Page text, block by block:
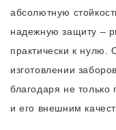
абсолютную
надежную защиту –
практически к нулю.
изготовлении
благодаря не только
и его внешним